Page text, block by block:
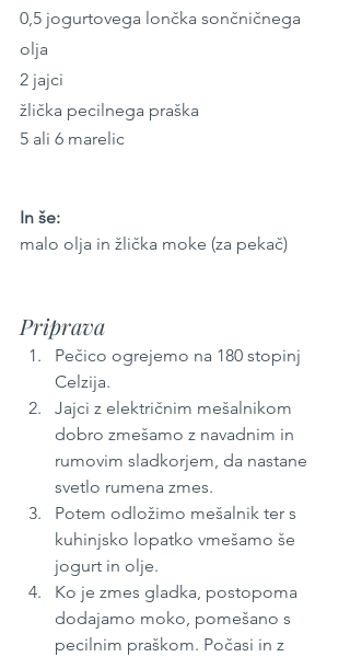
0,5 jogurtovega lončka sončničnega
olja
2 jajci
žlička pecilnega praška
5 ali 6 marelic
In še:
malo olja in žlička moke (za pekač)
Priprava
Pečico ogrejemo na 180 stopinj
Celzija.
Jajci z električnim mešalnikom
dobro zmešamo z navadnim in
rumovim sladkorjem, da nastane
svetlo rumena zmes.
Potem odložimo mešalnik ter s
kuhinjsko lopatko vmešamo še
jogurt in olje.
Ko je zmes gladka, postopoma
dodajamo moko, pomešano s
pecilnim praškom. Počasi in z